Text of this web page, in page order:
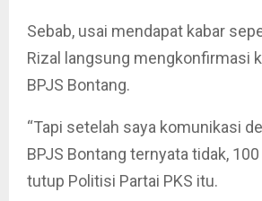
Sebab, usai mendapat kabar
Rizal langsung mengkonfirmasi
BPJS Bontang.
“Tapi setelah saya komunikasi
BPJS Bontang ternyata tidak, 100
tutup Politisi Partai PKS itu.